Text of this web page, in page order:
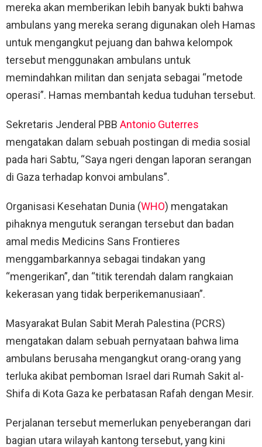
mereka akan memberikan lebih banyak bukti bahwa
ambulans yang mereka serang digunakan oleh Hamas
untuk mengangkut pejuang dan bahwa kelompok
tersebut menggunakan ambulans untuk
memindahkan militan dan senjata sebagai “metode
operasi”. Hamas membantah kedua tuduhan tersebut.
Sekretaris Jenderal PBB Antonio Guterres
mengatakan dalam sebuah postingan di media sosial
pada hari Sabtu, “Saya ngeri dengan laporan serangan
di Gaza terhadap konvoi ambulans”.
Organisasi Kesehatan Dunia (WHO) mengatakan
pihaknya mengutuk serangan tersebut dan badan
amal medis Medicins Sans Frontieres
menggambarkannya sebagai tindakan yang
“mengerikan”, dan “titik terendah dalam rangkaian
kekerasan yang tidak berperikemanusiaan”.
Masyarakat Bulan Sabit Merah Palestina (PCRS)
mengatakan dalam sebuah pernyataan bahwa lima
ambulans berusaha mengangkut orang-orang yang
terluka akibat pemboman Israel dari Rumah Sakit al-
Shifa di Kota Gaza ke perbatasan Rafah dengan Mesir.
Perjalanan tersebut memerlukan penyeberangan dari
bagian utara wilayah kantong tersebut, yang kini